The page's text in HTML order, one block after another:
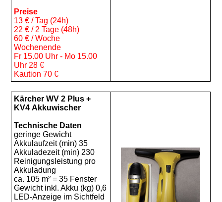
Preise
13 € / Tag (24h)
22 € / 2 Tage (48h)
60 € / Woche
Wochenende
Fr 15.00 Uhr - Mo 15.00
Uhr 28 €
Kaution 70 €
Kärcher WV 2 Plus +
KV4 Akkuwischer
Technische Daten
geringe Gewicht
Akkulaufzeit (min) 35
Akkuladezeit (min) 230
Reinigungsleistung pro
Akkuladung
ca. 105 m² = 35 Fenster
Gewicht inkl. Akku (kg) 0,6
LED-Anzeige im Sichtfeld